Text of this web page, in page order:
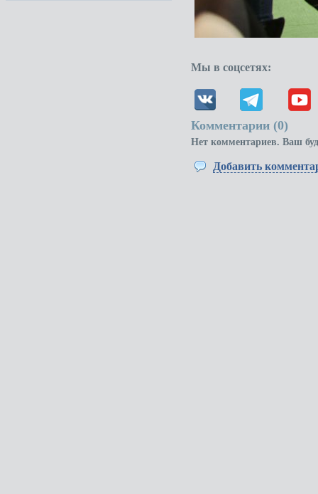
Мы в соцсетях:
Комментарии (0)
Нет комментариев. Ваш
Добавить